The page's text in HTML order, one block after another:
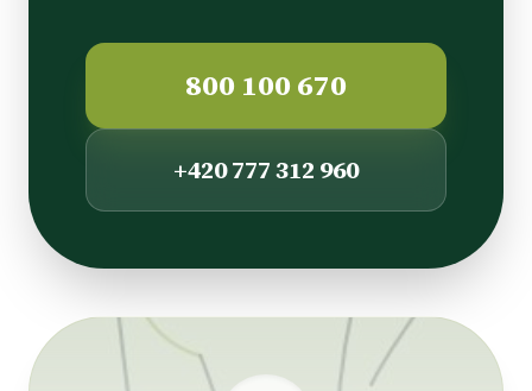
800 100 670
+420 777 312 960